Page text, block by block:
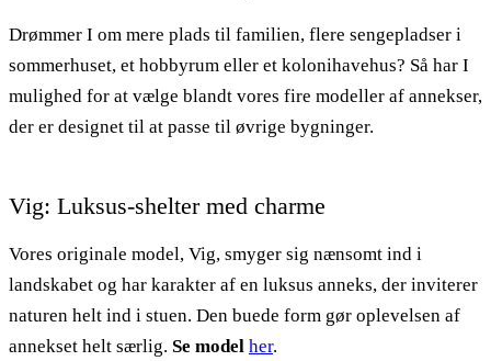
Drømmer I om mere plads til familien, flere sengepladser i
sommerhuset, et hobbyrum eller et kolonihavehus? Så har I
mulighed for at vælge blandt vores fire modeller af annekser,
der er designet til at passe til øvrige bygninger.
Vig: Luksus-shelter med charme
Vores originale model, Vig, smyger sig nænsomt ind i
landskabet og har karakter af en luksus anneks, der inviterer
naturen helt ind i stuen. Den buede form gør oplevelsen af
annekset helt særlig. Se model her.